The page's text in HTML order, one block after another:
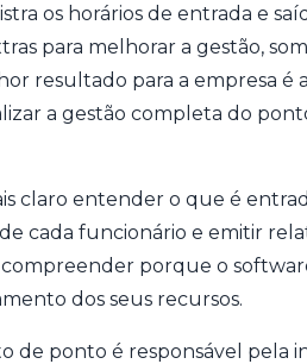
os horários de entrada e
para melhorar a gestão,
resultado para a empresa
a gestão completa do
claro entender o que é
cada funcionário e emitir
compreender porque o
dos seus recursos.
de ponto é responsável pela